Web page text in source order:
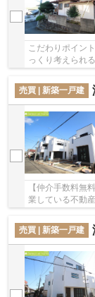
こだわりポイン
っくり考えられ
売買 | 新築一戸建
【仲介手数料無
業している不動
売買 | 新築一戸建